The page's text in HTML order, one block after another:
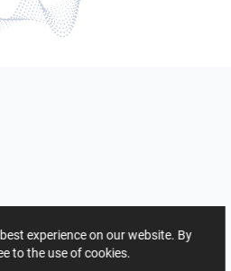
experience on our website. By
to the use of cookies.